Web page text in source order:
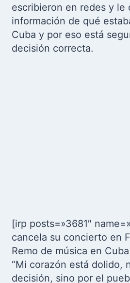
escribieron en redes y le
información de qué
Cuba y por eso está
decisión correcta.
[irp posts=»3681″
cancela su concierto en
Remo de música en
“Mi corazón está dolido,
decisión, sino por el